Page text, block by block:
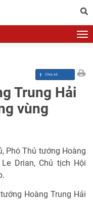
Trung Hải
vùng
Phó Thủ tướng Hoàng
Drian, Chủ tịch Hội
Hoàng Trung Hải